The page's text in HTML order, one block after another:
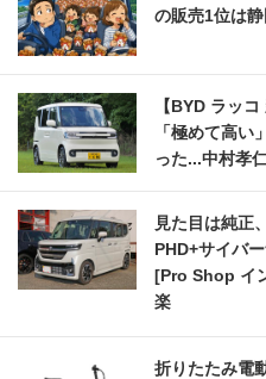
の販売1位は
【BYD ラッ
「極めて高い
った...中村孝
見た目は純正
PHD+サイバ
[Pro Shop イ
楽
折りたたみ電